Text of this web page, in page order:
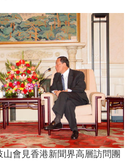
會見香港新聞界高層訪問團